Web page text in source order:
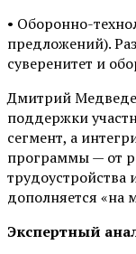
• Оборонно-
предложений).
суверенитет и
Дмитрий
поддержки
сегмент, а
программы — от
трудоустройства
дополняется «на
Экспертный